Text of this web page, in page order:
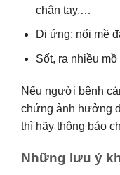
chân tay,…
Dị ứng: nổi mề
Sốt, ra nhiều
Nếu người bệnh
chứng ảnh hưởng
thì hãy thông báo
Những lưu ý